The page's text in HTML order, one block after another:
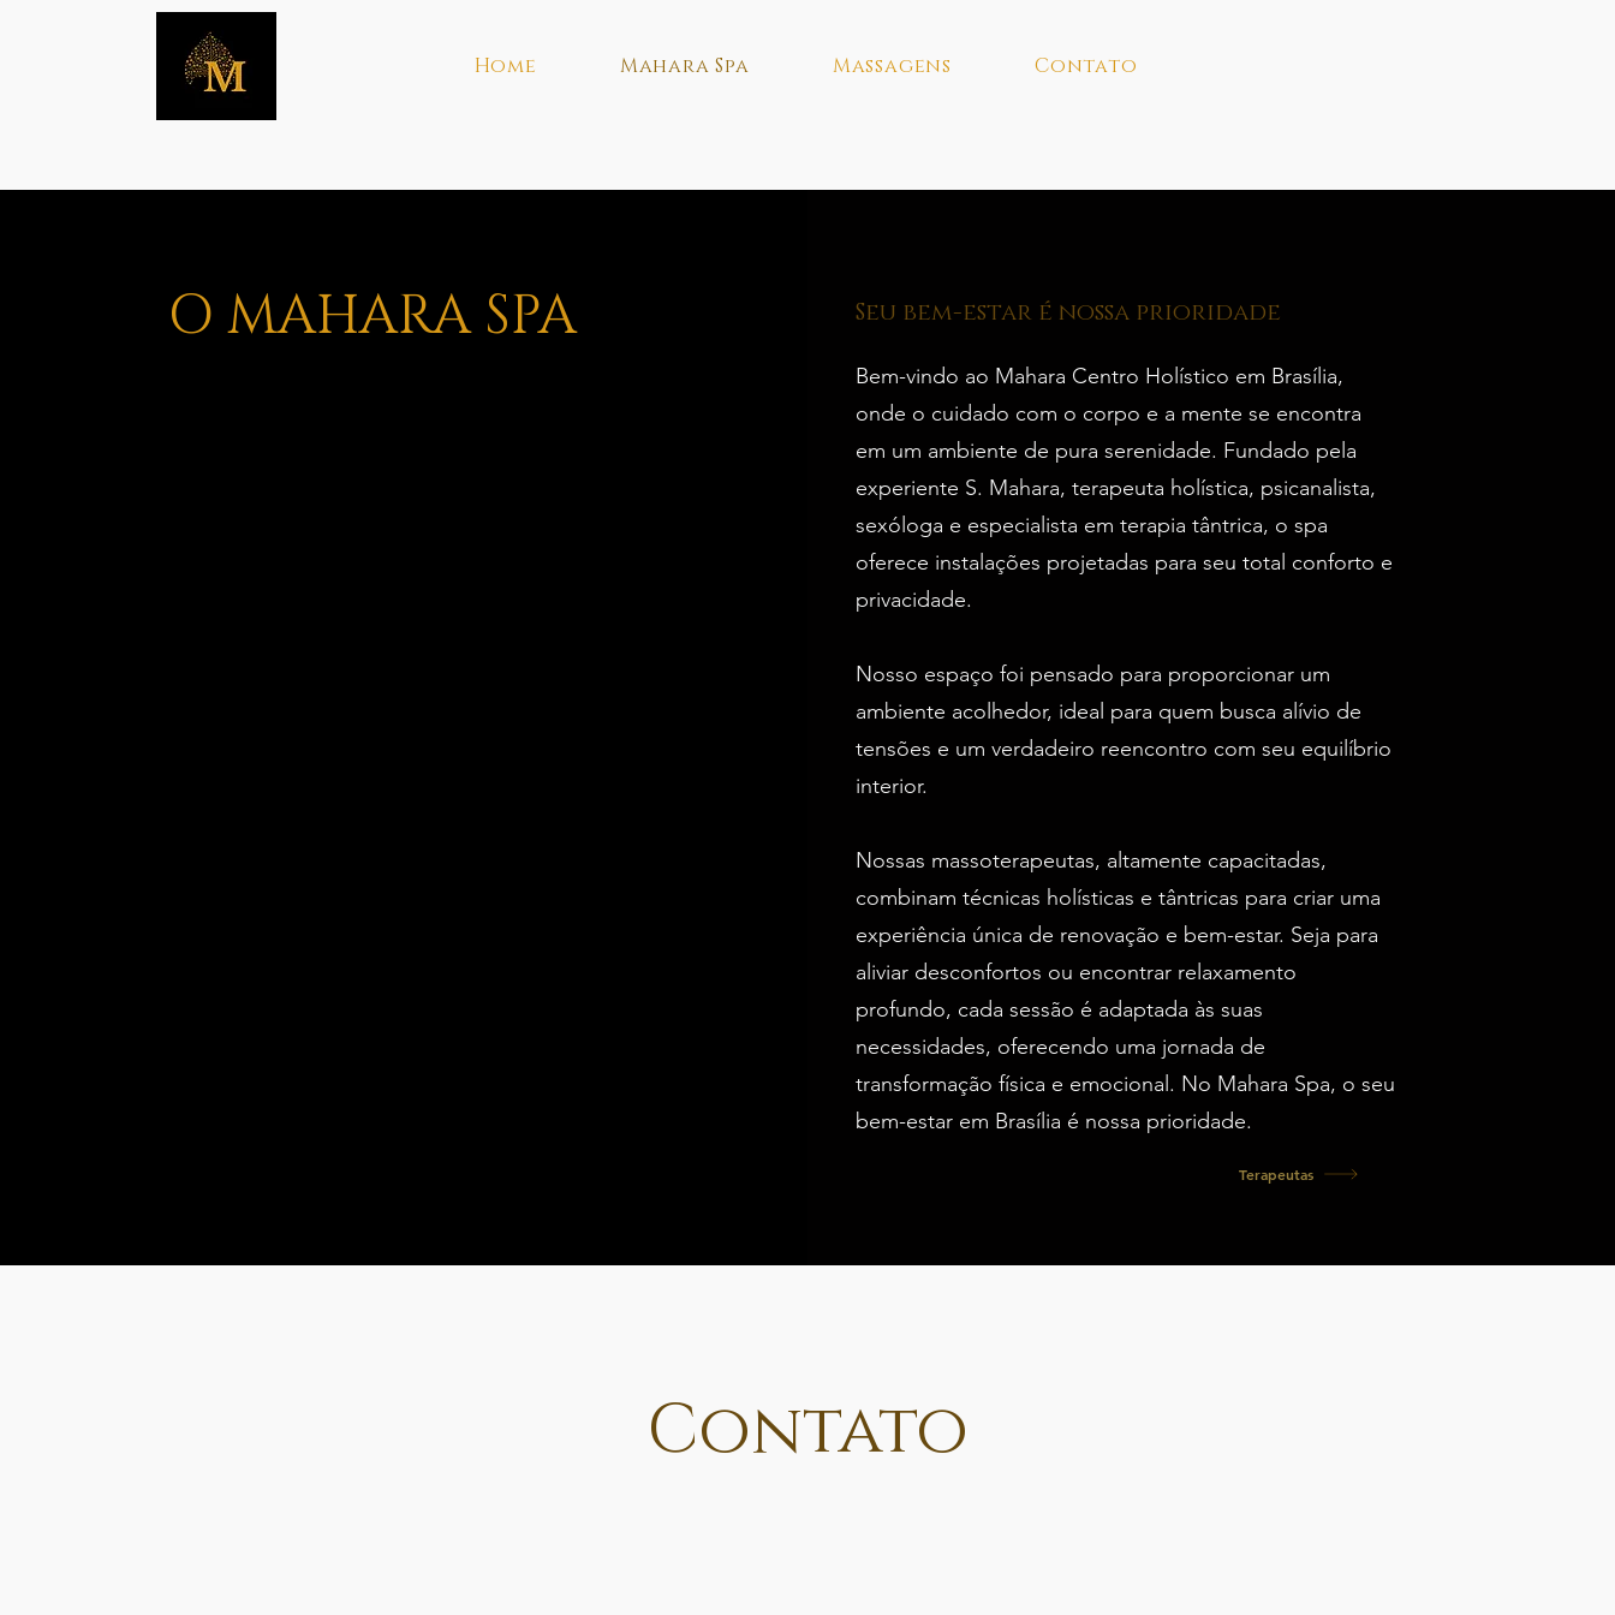
Home Mahara Spa Massagens Contato
O MAHARA SPA Seu bem-estar é nossa prioridade
Bem-vindo ao Mahara Centro Holístico em Brasília,
onde o cuidado com o corpo e a mente se encontra
em um ambiente de pura serenidade. Fundado pela
experiente S. Mahara, terapeuta holística, psicanalista,
sexóloga e especialista em terapia tântrica, o spa
oferece instalações projetadas para seu total conforto e
privacidade.
Nosso espaço foi pensado para proporcionar um
ambiente acolhedor, ideal para quem busca alívio de
tensões e um verdadeiro reencontro com seu equilíbrio
interior.
Nossas massoterapeutas, altamente capacitadas,
combinam técnicas holísticas e tântricas para criar uma
experiência única de renovação e bem-estar. Seja para
aliviar desconfortos ou encontrar relaxamento
profundo, cada sessão é adaptada às suas
necessidades, oferecendo uma jornada de
transformação física e emocional. No Mahara Spa, o seu
bem-estar em Brasília é nossa prioridade.
Terapeutas
Contato